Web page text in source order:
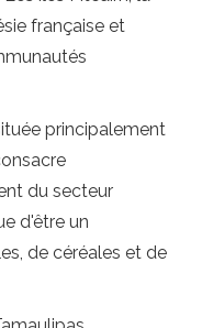
française et
principalement
du secteur
d'être un
de céréales et de